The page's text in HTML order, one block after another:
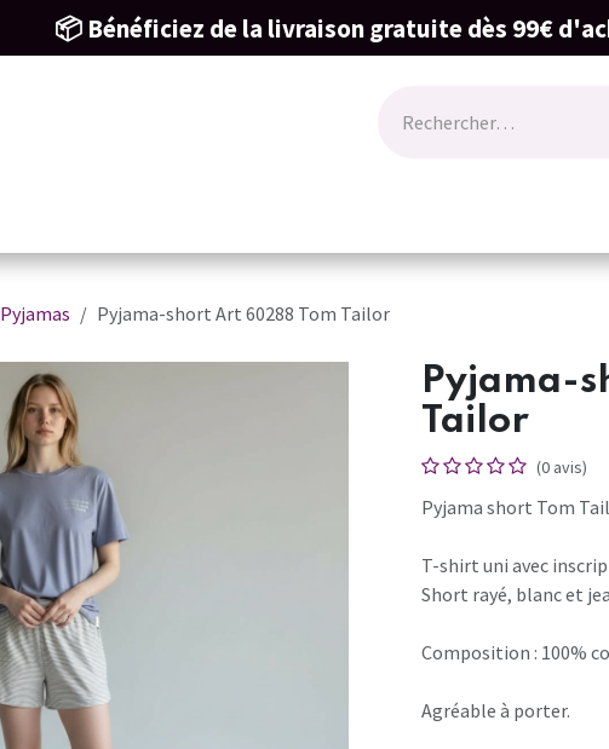
📦 Bénéficiez de la livraison gratuite dès 99€
Pyjamas Pyjama-short Art 60288 Tom Tailor
Pyjama-
Tailor
(0 avis)
Pyjama short Tom
T-shirt uni avec
Short rayé, blanc et
Composition : 100%
Agréable à porter.